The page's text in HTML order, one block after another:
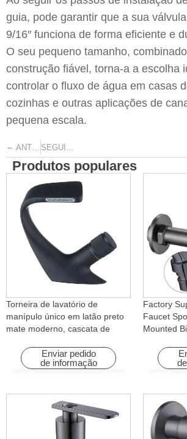
guia, pode garantir que a sua
9/16″ funciona de forma eficiente e
O seu pequeno tamanho,
construção fiável, torna-a a escolha
controlar o fluxo de água em casas
cozinhas e outras aplicações de
pequena escala.
← ANTERIOR SEGUINTE
Produtos populares
Torneira de lavatório de
manípulo único em latão preto
mate moderno, cascata de
rotativa para hotéis e
apartamentos
Enviar pedido
de informação
Factory
Faucet
Mounted